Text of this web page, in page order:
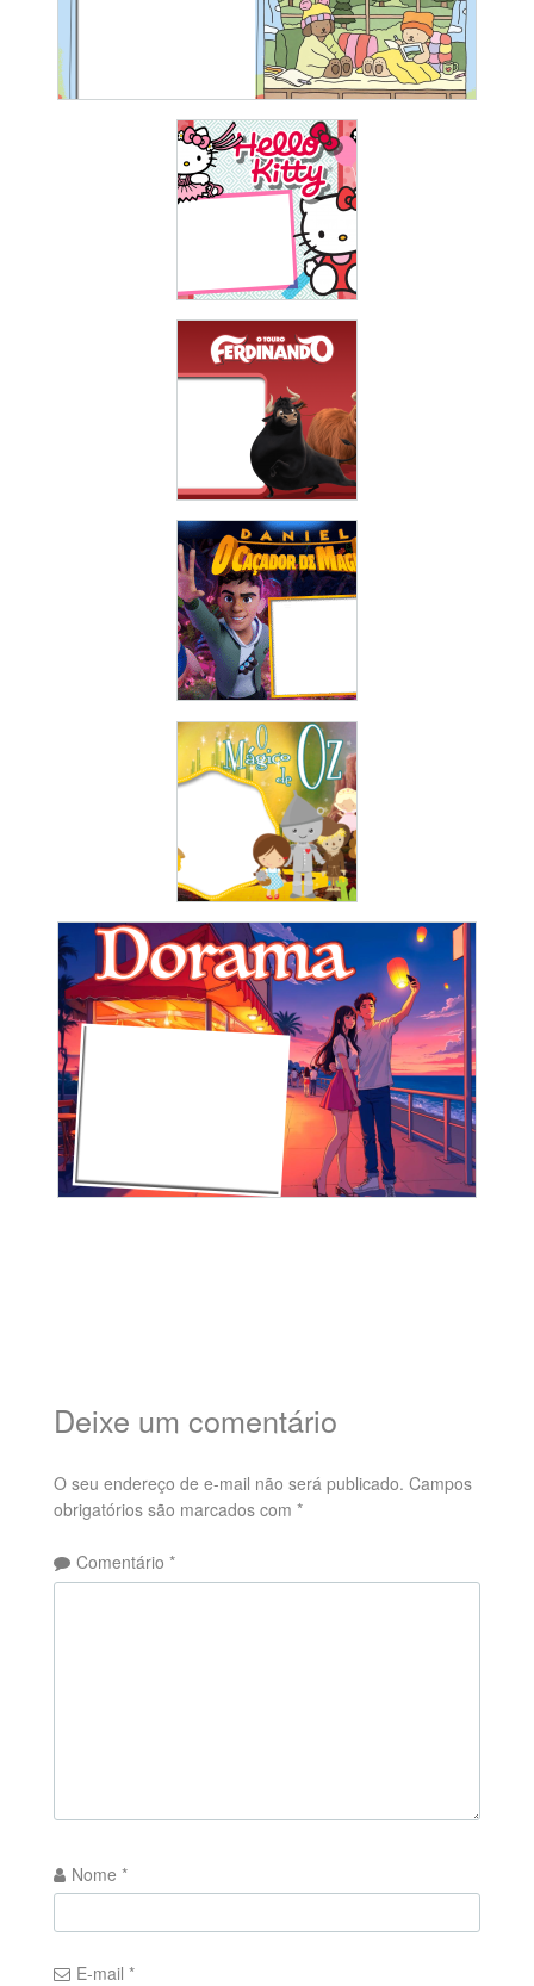
Deixe um comentário
O seu endereço de e-mail não será publicado. Campos
obrigatórios são marcados com *
Comentário *
Nome *
E-mail *